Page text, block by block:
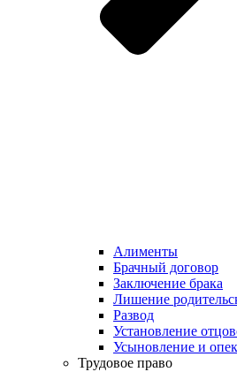
Алименты
Брачный договор
Заключение брака
Лишение
Развод
Установление
Усыновление и
Трудовое право